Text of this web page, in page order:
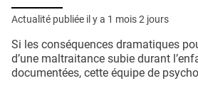
Actualité publiée il y a 1 mois 2 jours
Si les conséquences dramatiques
d’une maltraitance subie durant
documentées, cette équipe de